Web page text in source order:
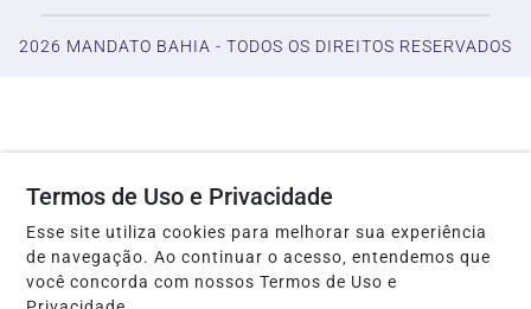
2026 MANDATO BAHIA - TODOS OS DIREITOS RESERVADOS
Termos de Uso e Privacidade
Esse site utiliza cookies para melhorar sua experiência
de navegação. Ao continuar o acesso, entendemos que
você concorda com nossos Termos de Uso e